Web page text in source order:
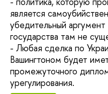
является
убедительный аргумент
государства там не
- Любая сделка по
Вашингтоном будет
промежуточного
урегулирования.